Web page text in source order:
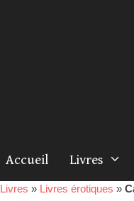
Accueil Livres
Livres » Livres érotiques »